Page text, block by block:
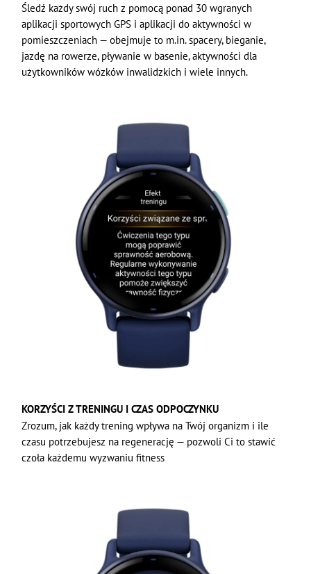
Śledź każdy swój ruch z pomocą ponad 30 wgranych
aplikacji sportowych GPS i aplikacji do aktywności w
pomieszczeniach — obejmuje to m.in. spacery, bieganie,
jazdę na rowerze, pływanie w basenie, aktywności dla
użytkowników wózków inwalidzkich i wiele innych.
KORZYŚCI Z TRENINGU I CZAS ODPOCZYNKU
Zrozum, jak każdy trening wpływa na Twój organizm i ile
czasu potrzebujesz na regenerację — pozwoli Ci to stawić
czoła każdemu wyzwaniu fitness